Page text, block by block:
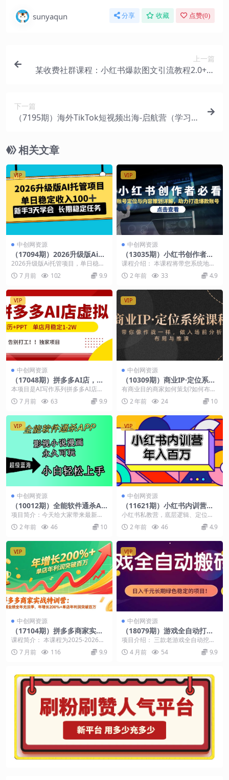
sunyaqun 分享 收藏 点赞(0)
上一篇
某收费社群课程：小红书爆款图文引流教程2.0+小
下一篇
（7195期）海外TikTok短视频出海-启航营（学习精
相关文章
VIP
中创网资源
（17094期）2026升级版Ai托
管项目，单日稳定收入100+，
新手小白3天学会
2026升级版Ai托管项目，单日稳定
收入100+，新手小白3天学会！
7 月前 102 9.9
VIP
中创网资源
（13035期）小红书创作者必
看：账号定位与内容策划详
解，助力打造爆款账号
课程介绍： 本课程将带您系统地了
解小红书的冷启动策略，帮助您从
零开始打造自己的小...
2 年前 33 4.9
VIP
中创网资源
（17048期）拼多多AI店，简
历+PPT，单店月稳定1-2W，
告别打工，独家项目！
本项目是AI写作系列拼多多AI店，
主要是通过开拼多多店，接一手
单，派单给写手赚差...
7 月前 63 9.9
VIP
中创网资源
（10309期）商业IP·定位系统
课程：带你像 作战一样，做入
场 前分析，布局与推演
有商业目的商家如何策划?如何布
局?如何流量与商业价值兼得? 无商
业目的个人如何找...
2 年前 24 10
VIP
中创网资源
（10012期）全能软件通杀AP
P，影视小说漫画，轻轻松松
月入3w+，永久可玩，小白轻
松…
项目简介：今天给大家带来最新项
目“全能软件通杀APP，影视小说漫
画，轻轻松松月入...
2 年前 46 10
VIP
中创网资源
（11621期）小红书内训营，
底层逻辑/定位赛道/账号包装/
内容策划/爆款创作/年入百万
小红书私教营，底层逻辑、定位赛
道、账号包装、内容策划、选题搭
建、爆款创作、涨粉技...
2 年前 46 4.9
VIP
中创网资源
（17104期）拼多多商家实战
特训营：店铺业绩全年无淡
季，年增长200%+单店年利润
突破百万(26年1月更新)
课程简介： 本课程为2025-2026年
度拼多多商家实战特训营全年连载
更新内容，...
7 月前 116 9.9
VIP
中创网资源
（18079期）游戏全自动打金
项目，多开轻松日入 1K+，小
白轻松上手！
项目介绍： 三款老游戏全自动挖金
项目，项目持续稳定运行三年时
间，每天轻松日入10...
4 月前 54 9.9